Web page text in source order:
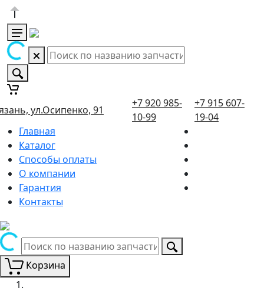
ул.Осипенко, 91
+7 920 985-
10-99
+7 915 607-
19-04
Главная
Каталог
Способы оплаты
О компании
Гарантия
Контакты
Корзина